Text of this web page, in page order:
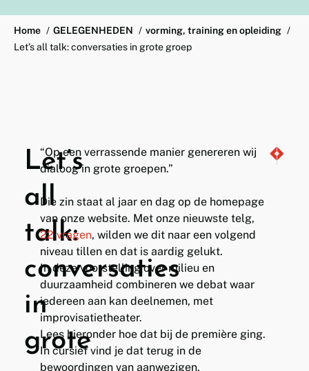
Home GELEGENHEDEN
vorming, training en opleiding
Let’s all talk: conversaties in grote groep
Let’s
all
talk:
conversaties
in
grote
“Op een verrassende manier genereren wij
dialoog in grote groepen.”
Die zin staat al jaar en dag op de homepage
van onze website. Met onze nieuwste telg,
22 vragen, wilden we dit naar een volgend
niveau tillen en dat is aardig gelukt.
In deze voorstelling over milieu en
duurzaamheid combineren we debat waar
iedereen aan kan deelnemen, met
improvisatietheater.
Lees hieronder hoe dat bij de première ging.
In cursief vind je dat terug in de
bewoordingen van aanwezigen.
Ge
TIM